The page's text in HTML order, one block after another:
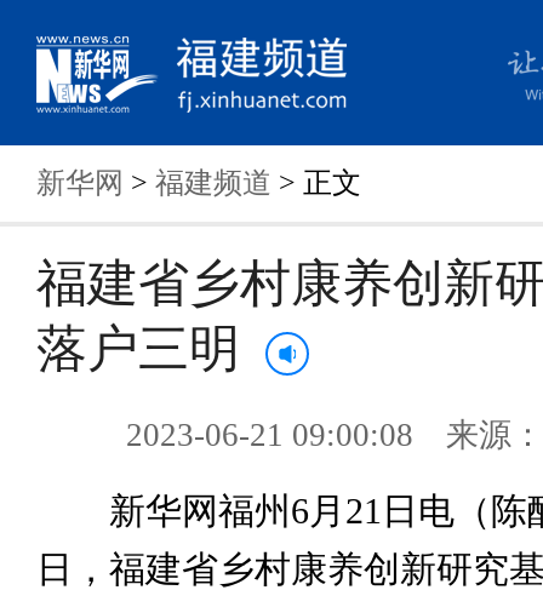
新华网 > 福建频道 > 正文
福建省乡村康养创新
落户三明
2023-06-21 09:00:08 来源
新华网福州6月21日电（陈
日，福建省乡村康养创新研究